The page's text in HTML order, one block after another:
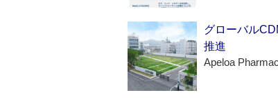
グローバル
推進
Apeloa